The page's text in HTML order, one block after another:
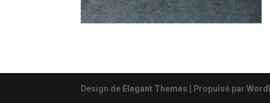
Design de Elegant Themes | Propulsé par